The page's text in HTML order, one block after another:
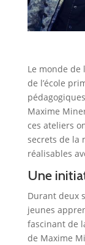
Le monde de
de l’école
Maxime
ces ateliers
secrets de la
réalisables
Une
Durant deux
jeunes
fascinant de
de Maxime